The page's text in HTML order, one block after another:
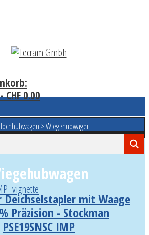
-CHF0.00
>Wiegehubwagen
Deichselstapler mit Waage
Präzision - Stockman
PSE19SNSC IMP